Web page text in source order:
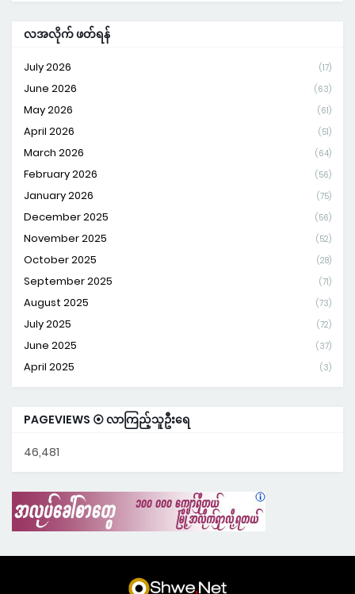
လအလိုက် ဖတ်ရန်
July 2026 (17)
June 2026 (63)
May 2026 (61)
April 2026 (51)
March 2026 (64)
February 2026 (56)
January 2026 (75)
December 2025 (56)
November 2025 (52)
October 2025 (28)
September 2025 (71)
August 2025 (73)
July 2025 (72)
June 2025 (37)
April 2025 (3)
PAGEVIEWS ⦿ လာကြည့်သူဦးရေ
46,481